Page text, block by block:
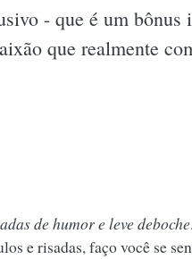
- que é um
que realmente
de humor e leve deboche
e risadas, faço você se